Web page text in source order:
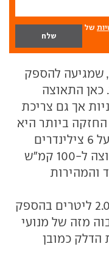
של
הגרסה הבאה בהיצע היא ה-30i, שמגיעה להספק
כאן התאוצה
קמ"ש מתקצרת ל-6.3 שניות אך גם צריכת
החזקה ביותר היא
ה-M40i, עם מנוע 3.0 ליטרים בעל 6 צילינדרים
בטור בהספק של 354 כ"ס. התאוצה ל-100 קמ"ש
בלבד והמהירות
גרסת הדיזל מציעה מנוע בנפח 2.0 ליטרים בהספק
מזה של מנועי
הדלק כמובן